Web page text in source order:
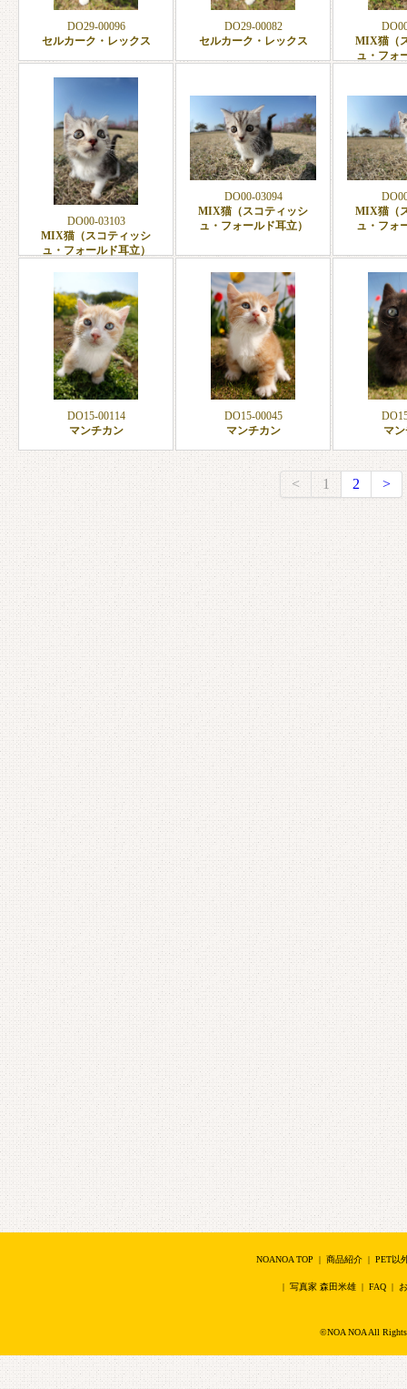
DO29-00096
セルカーク・レックス
DO29-00082
セルカーク・レックス
MIX猫（
ュ・フォ
DO00-03103
MIX猫（スコティッシ
ュ・フォールド耳立）
DO00-03094
MIX猫（スコティッシ
ュ・フォールド耳立）
MIX猫（
ュ・フォ
DO15-00114
マンチカン
DO15-00045
マンチカン
マ
< 1 2 >
NOANOA TOP | 商品紹介| PET以
| 写真家 森田米雄 | FAQ |
©NOA NOA All